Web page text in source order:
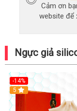
Cảm ơn
website để
Ngực giả
-14%
5